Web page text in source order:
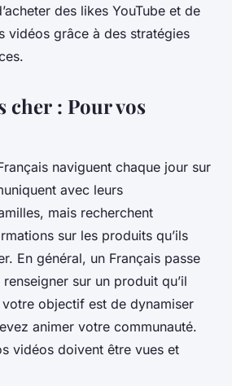
des likes YouTube et de
vidéos grâce à des stratégies
cher : Pour vos
naviguent chaque jour sur
avec leurs
mais recherchent
sur les produits qu’ils
En général, un Français passe
sur un produit qu’il
objectif est de dynamiser
animer votre communauté.
vidéos doivent être vues et